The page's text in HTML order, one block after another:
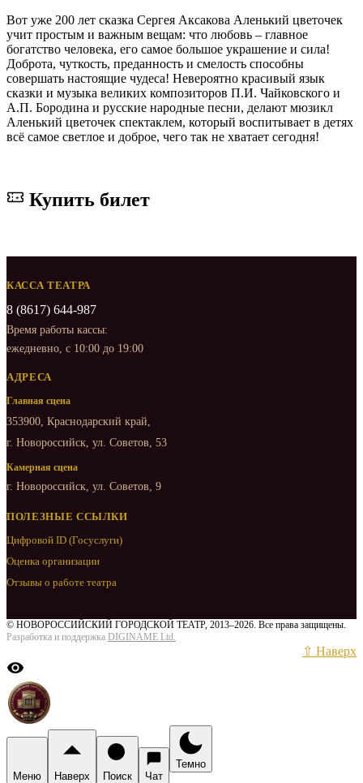
Вот уже 200 лет сказка Сергея Аксакова Аленький цветочек
учит простым и важным вещам: что любовь – главное
богатство человека, его самое большое украшение и сила!
Доброта, чуткость, преданность и смелость способны
совершать настоящие чудеса! Невероятно красивый язык
сказки и музыка великих композиторов П.И. Чайковского и
А.П. Бородина и русские народные песни, делают мюзикл
Аленький цветочек спектаклем, который воспитывает в детях
всё самое светлое и доброе, чего так не хватает сегодня!
Купить билет
КАССА ТЕАТРА
8 (8617) 644-987
Время работы кассы:
ежедневно, с 10:00 до 19:00
АДРЕСА
Главная сцена
353900, Краснодарский край,
г. Новороссийск, ул. Советов, 53
Камерная сцена
г. Новороссийск, ул. Советов, 9
ПОЛЕЗНЫЕ ССЫЛКИ
Цифровой ID (Госуслуги)
Оценка организации
Отзывы о работе театра
© НОВОРОССИЙСКИЙ ГОРОДСКОЙ ТЕАТР, 2013–2026. Все права защищены.
Разработка и поддержка DIGINAME Ltd.
⇧ Наверх
Меню Наверх Поиск Чат
Темно